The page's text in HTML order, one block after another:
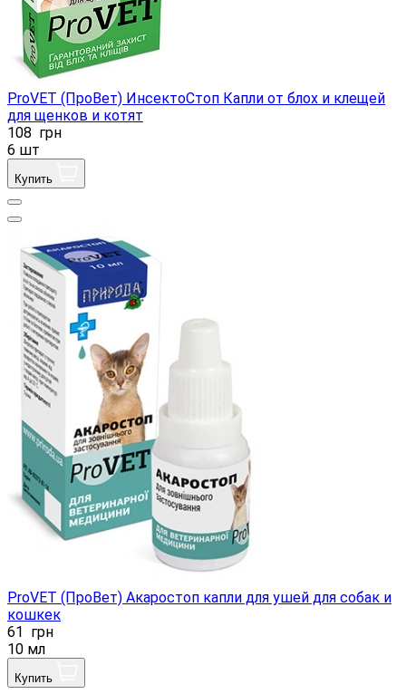
ProVET (ПроВет) ИнсектоСтоп Капли от блох и клещей
для щенков и котят
108 грн
6 шт
Купить
ProVET (ПроВет) Акаростоп капли для ушей для собак и
кошкек
61
грн
10 мл
Купить